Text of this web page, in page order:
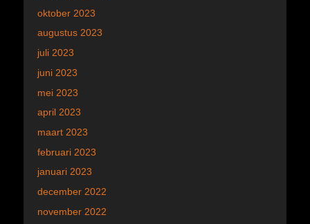
oktober 2023
augustus 2023
juli 2023
juni 2023
mei 2023
april 2023
maart 2023
februari 2023
januari 2023
december 2022
november 2022